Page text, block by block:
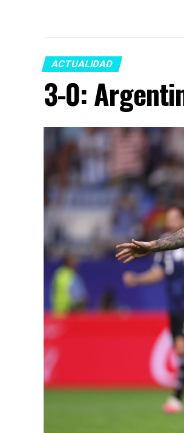
ACTUALIDAD
3-0: